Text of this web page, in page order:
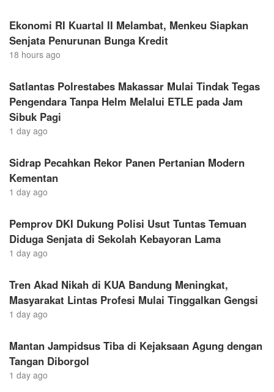
Ekonomi RI Kuartal II Melambat, Menkeu Siapkan
Senjata Penurunan Bunga Kredit
18 hours ago
Satlantas Polrestabes Makassar Mulai Tindak Tegas
Pengendara Tanpa Helm Melalui ETLE pada Jam
Sibuk Pagi
1 day ago
Sidrap Pecahkan Rekor Panen Pertanian Modern
Kementan
1 day ago
Pemprov DKI Dukung Polisi Usut Tuntas Temuan
Diduga Senjata di Sekolah Kebayoran Lama
1 day ago
Tren Akad Nikah di KUA Bandung Meningkat,
Masyarakat Lintas Profesi Mulai Tinggalkan Gengsi
1 day ago
Mantan Jampidsus Tiba di Kejaksaan Agung dengan
Tangan Diborgol
1 day ago